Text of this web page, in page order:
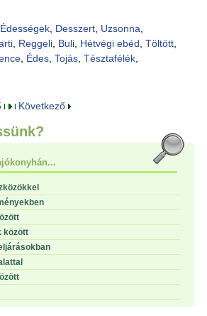
Édességek, Desszert, Uzsonna
, Reggeli, Buli, Hétvégi ebéd Töltött,
, Édes, Tojás, Tésztafélék,
Következő
között